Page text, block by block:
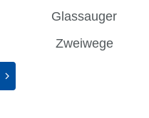
Glassauger
Zweiwege